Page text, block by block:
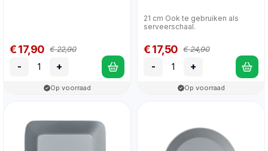
€ 17,90 € 22,90
- +
Op voorraad
21 cm Ook te gebruiken als
serveerschaal.
€ 17,50 € 24,90
- +
Op voorraad